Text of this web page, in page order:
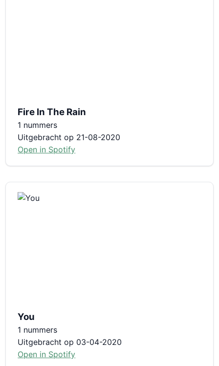
Fire In The Rain
1 nummers
Uitgebracht op 21-08-2020
Open in Spotify
You
1 nummers
Uitgebracht op 03-04-2020
Open in Spotify